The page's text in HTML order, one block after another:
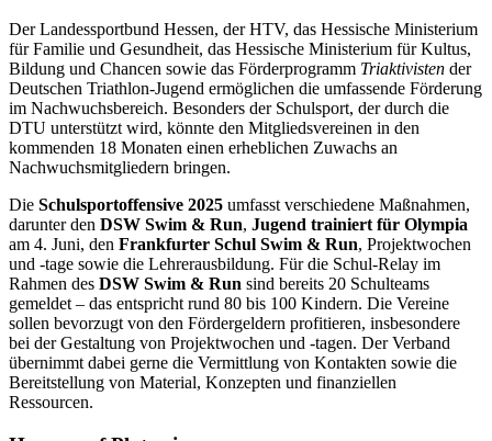
Der Landessportbund Hessen, der HTV, das Hessische Ministerium
für Familie und Gesundheit, das Hessische Ministerium für Kultus,
Bildung und Chancen sowie das Förderprogramm Triaktivisten der
Deutschen Triathlon-Jugend ermöglichen die umfassende Förderung
im Nachwuchsbereich. Besonders der Schulsport, der durch die
DTU unterstützt wird, könnte den Mitgliedsvereinen in den
kommenden 18 Monaten einen erheblichen Zuwachs an
Nachwuchsmitgliedern bringen.
Die Schulsportoffensive 2025 umfasst verschiedene Maßnahmen,
darunter den DSW Swim & Run, Jugend trainiert für Olympia
am 4. Juni, den Frankfurter Schul Swim & Run, Projektwochen
und -tage sowie die Lehrerausbildung. Für die Schul-Relay im
Rahmen des DSW Swim & Run sind bereits 20 Schulteams
gemeldet – das entspricht rund 80 bis 100 Kindern. Die Vereine
sollen bevorzugt von den Fördergeldern profitieren, insbesondere
bei der Gestaltung von Projektwochen und -tagen. Der Verband
übernimmt dabei gerne die Vermittlung von Kontakten sowie die
Bereitstellung von Material, Konzepten und finanziellen
Ressourcen.